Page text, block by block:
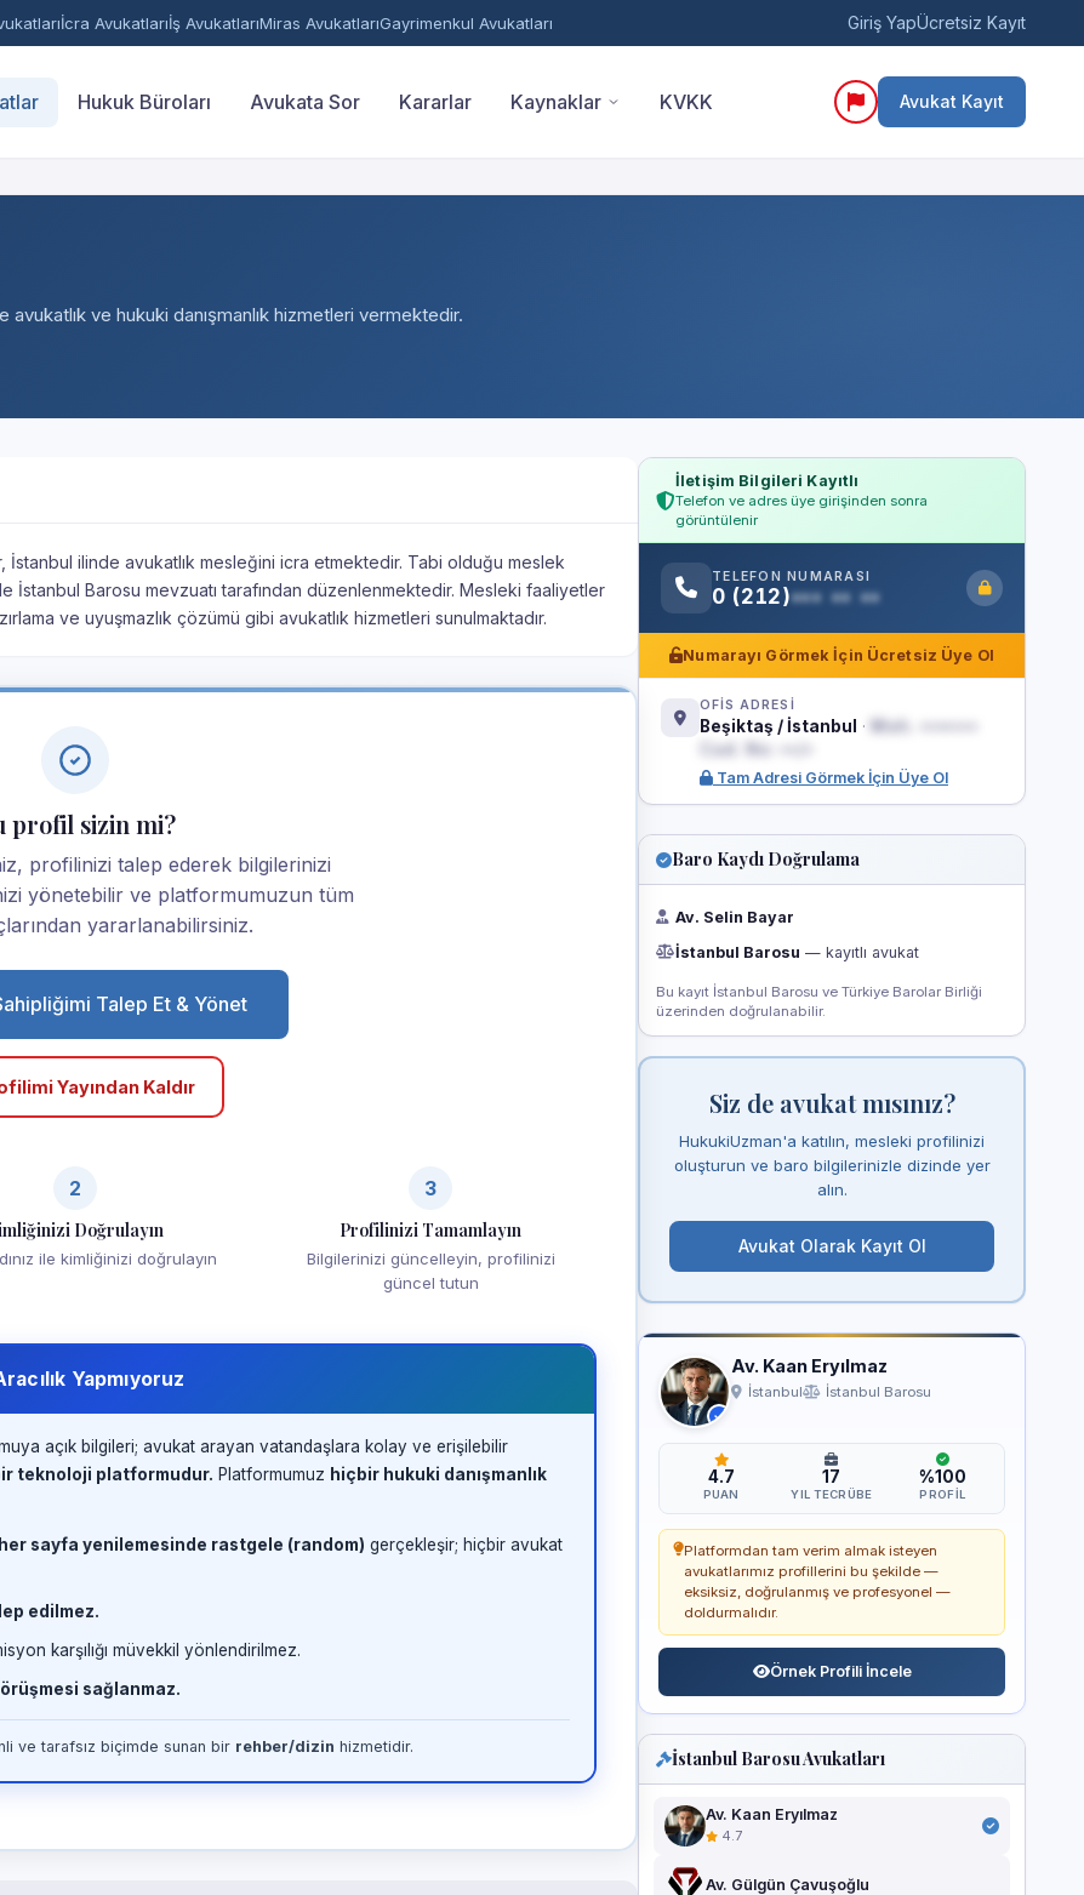
İcra Avukatlarıİş AvukatlarıMiras AvukatlarıGayrimenkul Avukatları Giriş YapÜcretsiz Kayıt
Hukuk Büroları Avukata Sor Kararlar Kaynaklar KVKK Avukat Kayıt
ve hukuki danışmanlık hizmetleri vermektedir.
İstanbul ilinde avukatlık mesleğini icra etmektedir. Tabi olduğu meslek
İstanbul Barosu mevzuatı tarafından düzenlenmektedir. Mesleki faaliyetler
ve uyuşmazlık çözümü gibi avukatlık hizmetleri sunulmaktadır.
profil sizin mi?
profilinizi talep ederek bilgilerinizi
yönetebilir ve platformumuzun tüm
yararlanabilirsiniz.
Talep Et & Yönet
Yayından Kaldır
2
Doğrulayın
ile kimliğinizi doğrulayın
3
Profilinizi Tamamlayın
Bilgilerinizi güncelleyin, profilinizi
güncel tutun
Yapmıyoruz
açık bilgileri; avukat arayan vatandaşlara kolay ve erişilebilir
teknoloji platformudur. Platformumuz hiçbir hukuki danışmanlık
sayfa yenilemesinde rastgele (random) gerçekleşir; hiçbir avukat
edilmez.
karşılığı müvekkil yönlendirilmez.
sağlanmaz.
ve tarafsız biçimde sunan bir rehber/dizin hizmetidir.
İletişim Bilgileri Kayıtlı
Telefon ve adres üye girişinden sonra
görüntülenir
TELEFON NUMARASI
0 (212)••• •• ••
Numarayı Görmek İçin Ücretsiz Üye Ol
OFİS ADRESİ
Beşiktaş / İstanbul ·
Cad. No: ••/•
Tam Adresi Görmek İçin Üye Ol
Baro Kaydı Doğrulama
Av. Selin Bayar
İstanbul Barosu — kayıtlı avukat
Bu kayıt İstanbul Barosu ve Türkiye Barolar Birliği
üzerinden doğrulanabilir.
Siz de avukat mısınız?
HukukiUzman'a katılın, mesleki profilinizi
oluşturun ve baro bilgilerinizle dizinde yer
alın.
Avukat Olarak Kayıt Ol
Av. Kaan Eryılmaz
İstanbul İstanbul Barosu
4.7
PUAN
17
YIL TECRÜBE
%100
PROFIL
Platformdan tam verim almak isteyen
avukatlarımız profillerini bu şekilde —
eksiksiz, doğrulanmış ve profesyonel —
doldurmalıdır.
Örnek Profili İncele
İstanbul Barosu Avukatları
Av. Kaan Eryılmaz
4.7
Av. Gülgün Çavuşoğlu